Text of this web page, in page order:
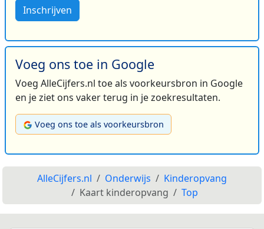
Inschrijven
Voeg ons toe in Google
Voeg AlleCijfers.nl toe als voorkeursbron in Google
en je ziet ons vaker terug in je zoekresultaten.
Voeg ons toe als voorkeursbron
AlleCijfers.nl Onderwijs
Kinderopvang
Kaart kinderopvang
Top